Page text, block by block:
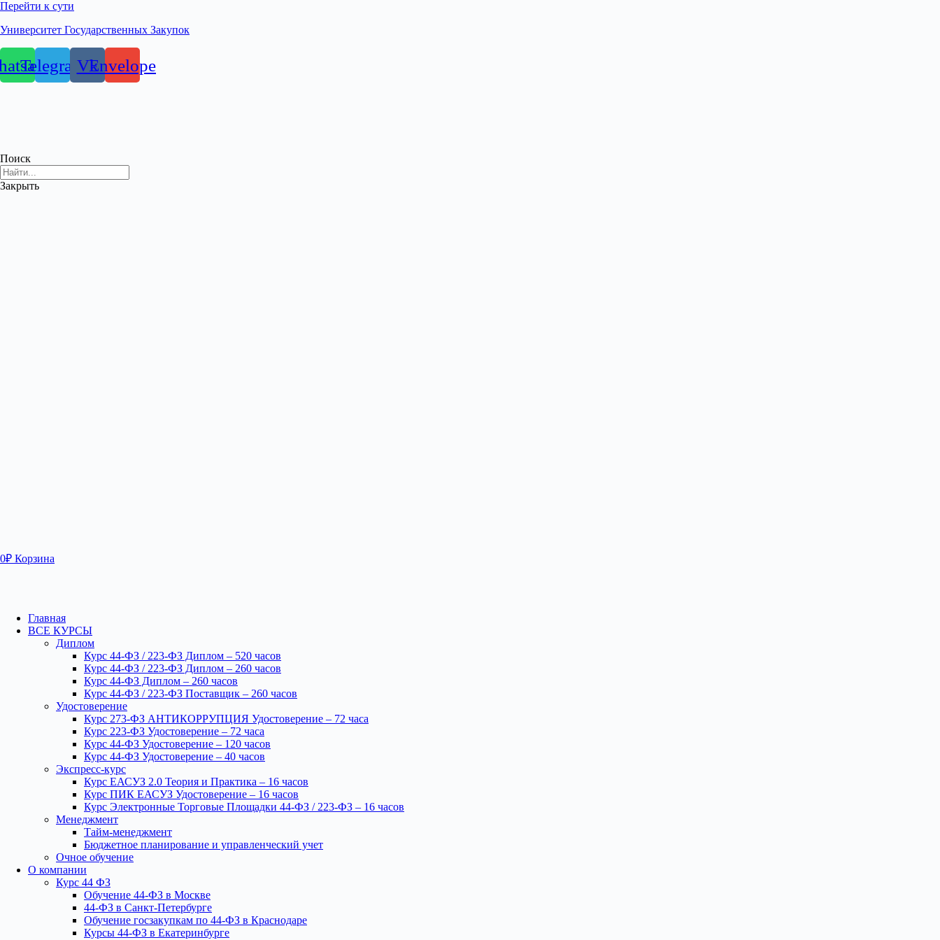
Перейти к сути
Университет Государственных Закупок
TelegramVkEnvelope
Поиск
Закрыть
0₽ Корзина
Главная
ВСЕ КУРСЫ
Диплом
Курс 44-ФЗ / 223-ФЗ Диплом – 520 часов
Курс 44-ФЗ / 223-ФЗ Диплом – 260 часов
Курс 44-ФЗ Диплом – 260 часов
Курс 44-ФЗ / 223-ФЗ Поставщик – 260 часов
Удостоверение
Курс 273-ФЗ АНТИКОРРУПЦИЯ Удостоверение – 72 часа
Курс 223-ФЗ Удостоверение – 72 часа
Курс 44-ФЗ Удостоверение – 120 часов
Курс 44-ФЗ Удостоверение – 40 часов
Экспресс-курс
Курс ЕАСУЗ 2.0 Теория и Практика – 16 часов
Курс ПИК ЕАСУЗ Удостоверение – 16 часов
Курс Электронные Торговые Площадки 44-ФЗ / 223-ФЗ – 16 часов
Менеджмент
Тайм-менеджмент
Бюджетное планирование и управленческий учет
Очное обучение
О компании
Курс 44 ФЗ
Обучение 44-ФЗ в Москве
44-ФЗ в Санкт-Петербурге
Обучение госзакупкам по 44-ФЗ в Краснодаре
Курсы 44-ФЗ в Екатеринбурге